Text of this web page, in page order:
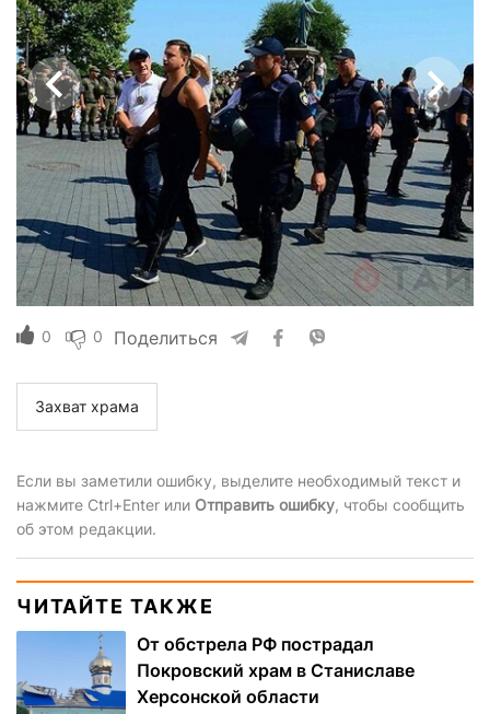
0 0 Поделиться
Захват храма
Если вы заметили ошибку, выделите необходимый текст и
нажмите Ctrl+Enter или Отправить ошибку, чтобы сообщить
об этом редакции.
ЧИТАЙТЕ ТАКЖЕ
От обстрела РФ пострадал
Покровский храм в Станиславе
Херсонской области